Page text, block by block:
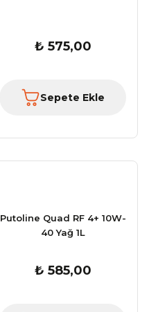
GMS Avon WP
₺ 575,00
Sepete Ekle
Putoline Quad RF 4+ 10W-
40 Yağ 1L
₺ 585,00